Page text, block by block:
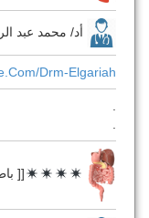
أد/ محمد عبد
drm-Elgariah
.
.
[[